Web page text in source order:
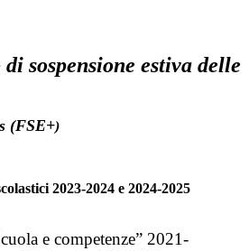
sospensione estiva delle
(FSE+)
2023-2024 e 2024-2025
e competenze” 2021-